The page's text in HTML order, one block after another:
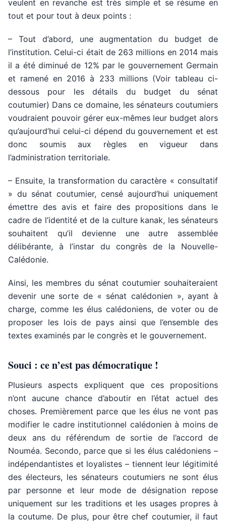
veulent en revanche est très simple et se résume en
tout et pour tout à deux points :
– Tout d’abord, une augmentation du budget de
l’institution. Celui-ci était de 263 millions en 2014 mais
il a été diminué de 12% par le gouvernement Germain
et ramené en 2016 à 233 millions (Voir tableau ci-
dessous pour les détails du budget du sénat
coutumier) Dans ce domaine, les sénateurs coutumiers
voudraient pouvoir gérer eux-mêmes leur budget alors
qu’aujourd’hui celui-ci dépend du gouvernement et est
donc soumis aux règles en vigueur dans
l’administration territoriale.
– Ensuite, la transformation du caractère « consultatif
» du sénat coutumier, censé aujourd’hui uniquement
émettre des avis et faire des propositions dans le
cadre de l’identité et de la culture kanak, les sénateurs
souhaitent qu’il devienne une autre assemblée
délibérante, à l’instar du congrès de la Nouvelle-
Calédonie.
Ainsi, les membres du sénat coutumier souhaiteraient
devenir une sorte de « sénat calédonien », ayant à
charge, comme les élus calédoniens, de voter ou de
proposer les lois de pays ainsi que l’ensemble des
textes examinés par le congrès et le gouvernement.
Souci : ce n’est pas démocratique !
Plusieurs aspects expliquent que ces propositions
n’ont aucune chance d’aboutir en l’état actuel des
choses. Premièrement parce que les élus ne vont pas
modifier le cadre institutionnel calédonien à moins de
deux ans du référendum de sortie de l’accord de
Nouméa. Secondo, parce que si les élus calédoniens –
indépendantistes et loyalistes – tiennent leur légitimité
des électeurs, les sénateurs coutumiers ne sont élus
par personne et leur mode de désignation repose
uniquement sur les traditions et les usages propres à
la coutume. De plus, pour être chef coutumier, il faut